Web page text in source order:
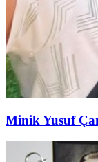
Minik Yusuf